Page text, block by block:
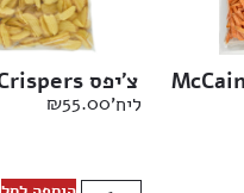
צ’יפס McCain Crispers
ליח' ₪55.00